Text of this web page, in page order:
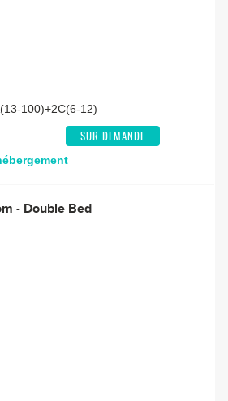
100)+2C(6-12)
SUR DEMANDE
- Double Bed